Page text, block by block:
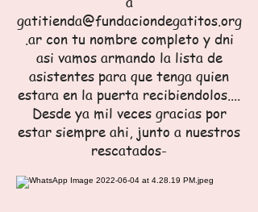
gatitienda@fundaciondegatitos.org
.ar con tu nombre completo y dni
asi vamos armando la lista de
asistentes para que tenga quien
estara en la puerta recibiendolos....
Desde ya mil veces gracias por
estar siempre ahi, junto a nuestros
rescatados-